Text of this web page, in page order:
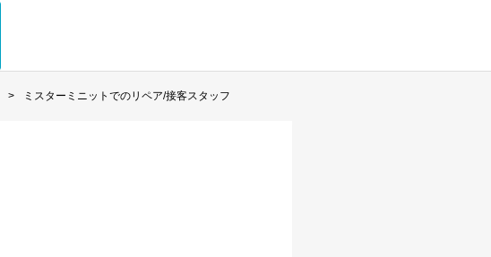
ミスターミニットでのリペア/接客スタッフ